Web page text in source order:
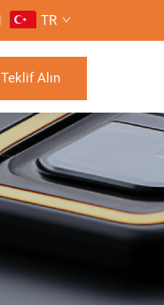
TR
Teklif Alın